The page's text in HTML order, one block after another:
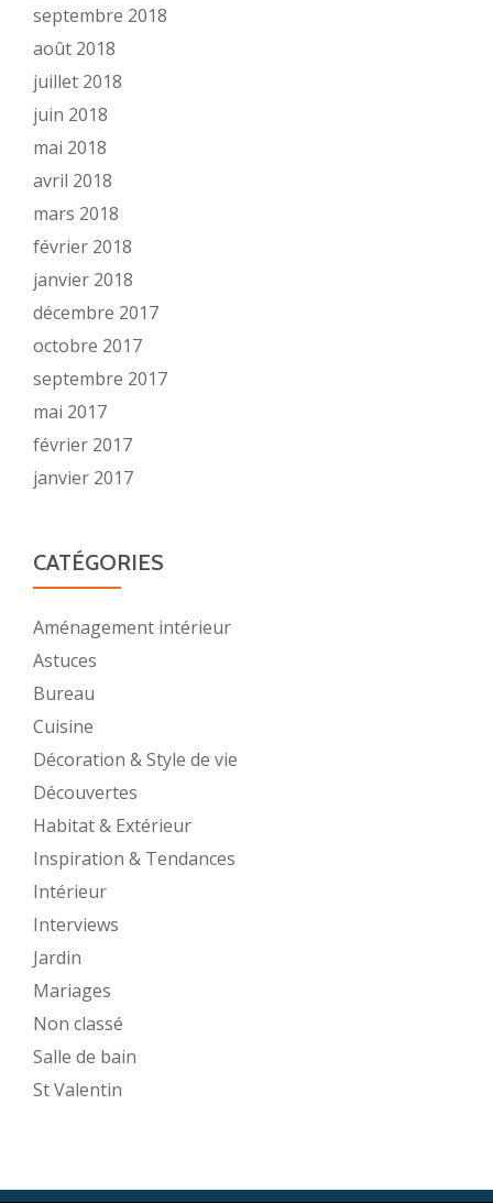
septembre 2018
août 2018
juillet 2018
juin 2018
mai 2018
avril 2018
mars 2018
février 2018
janvier 2018
décembre 2017
octobre 2017
septembre 2017
mai 2017
février 2017
janvier 2017
CATÉGORIES
Aménagement intérieur
Astuces
Bureau
Cuisine
Décoration & Style de vie
Découvertes
Habitat & Extérieur
Inspiration & Tendances
Intérieur
Interviews
Jardin
Mariages
Non classé
Salle de bain
St Valentin